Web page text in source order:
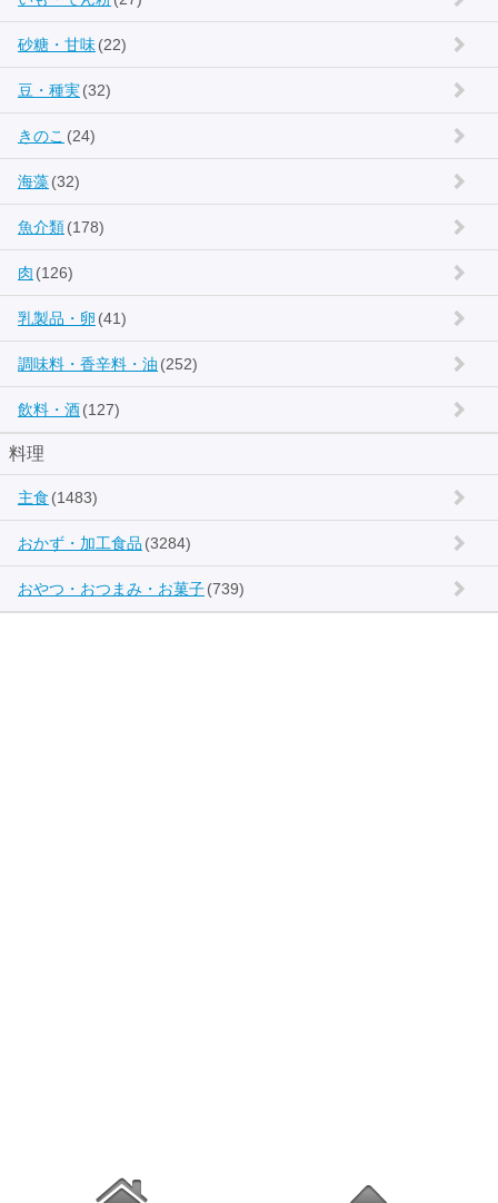
砂糖・甘味(22)
豆・種実(32)
きのこ (24)
海藻(32)
魚介類(178)
肉 (126)
乳製品・卵 (41)
調味料・香辛料・油 (252)
飲料・酒(127)
料理
主食 (1483)
おかず・加工食品 (3284)
おやつ・おつまみ・お菓子(739)